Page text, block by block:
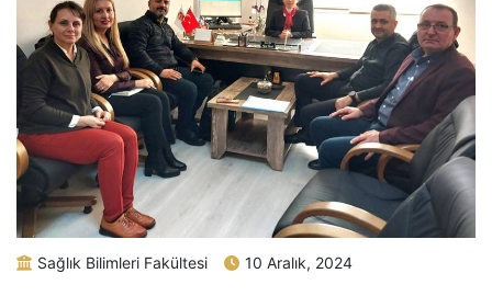
Sağlık Bilimleri Fakültesi 10 Aralık, 2024